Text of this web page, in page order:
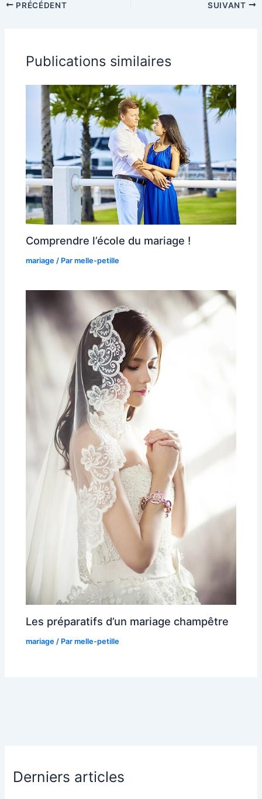
PRÉCÉDENT SUIVANT
Publications similaires
Comprendre l’école du mariage !
mariage / Parmelle-petille
Les préparatifs d’un mariage champêtre
mariage / Parmelle-petille
Derniers articles